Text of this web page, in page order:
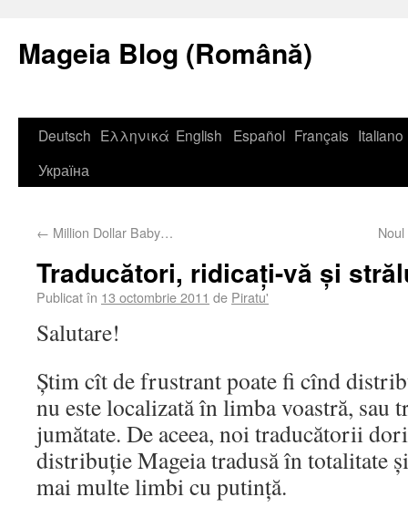
Mageia Blog (Română)
Deutsch Ελληνικά English Español Français Italiano
Україна
← Million Dollar Baby…
Traducători, ridicați-vă și
Publicat în 13 octombrie 2011 de Piratu'
Salutare!
Știm cît de frustrant poate fi cînd
nu este localizată în limba voastră, sau
jumătate. De aceea, noi traducătorii
distribuție Mageia tradusă în totalitate
mai multe limbi cu putință.